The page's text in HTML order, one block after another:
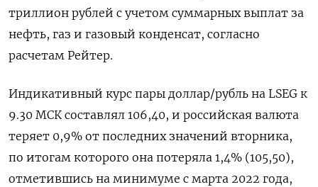
триллион рублей с учетом суммарных выплат за
нефть, газ и газовый конденсат, согласно
расчетам Рейтер.
Индикативный курс пары доллар/рубль на LSEG к
9.30 МСК составлял 106,40, и российская валюта
теряет 0,9% от последних значений вторника,
по итогам которого она потеряла 1,4% (105,50),
отметившись на минимуме с марта 2022 года,